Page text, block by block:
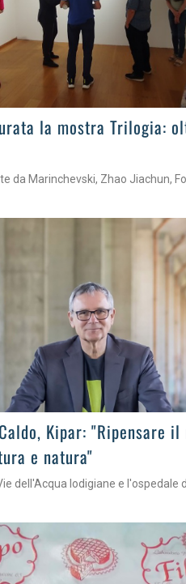
la mostra Trilogia:
da Marinchevski, Zhao Jiachun,
Kipar: "Ripensare
e natura"
dell'Acqua lodigiane e l'ospedale